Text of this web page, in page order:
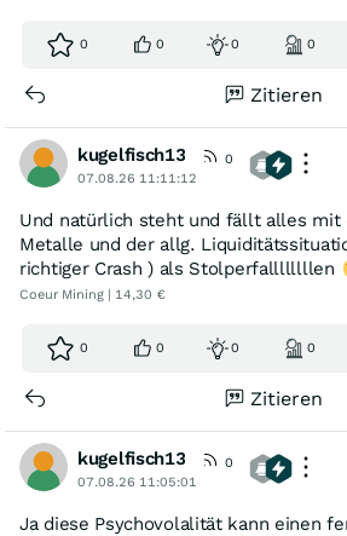
0 0 0 0
Zitieren
kugelfisch13
0
07.08.26 11:11:12
Und natürlich steht und fällt alles mit
Metalle und der allg.
richtiger Crash ) als Stolperfallllllllen
Coeur Mining | 14,30 €
0 0 0 0
Zitieren
kugelfisch13
0
07.08.26 11:05:01
Ja diese Psychovolalität kann einen